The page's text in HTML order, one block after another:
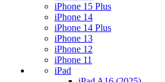
iPhone 15 Plus
iPhone 14
iPhone 14 Plus
iPhone 13
iPhone 12
iPhone 11
iPad